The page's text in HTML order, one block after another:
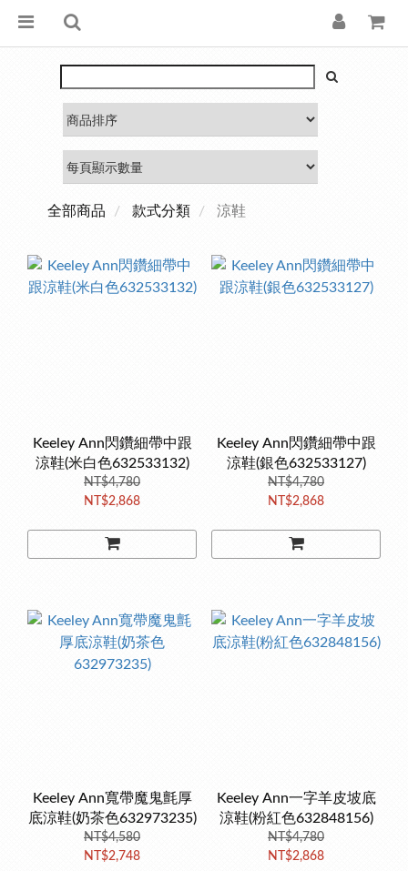
全部商品 款式分類 涼鞋
Keeley Ann閃鑽細帶中跟
涼鞋(米白色632533132)
NT$4,780
NT$2,868
Keeley Ann閃鑽細帶中跟
涼鞋(銀色632533127)
NT$4,780
NT$2,868
Keeley Ann寬帶魔鬼氈厚
底涼鞋(奶茶色632973235)
NT$4,580
NT$2,748
Keeley Ann一字羊皮坡底
涼鞋(粉紅色632848156)
NT$4,780
NT$2,868